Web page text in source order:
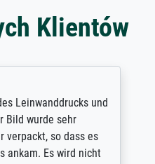
Klientów
Leinwanddrucks und
wurde sehr
so dass es
Es wird nicht